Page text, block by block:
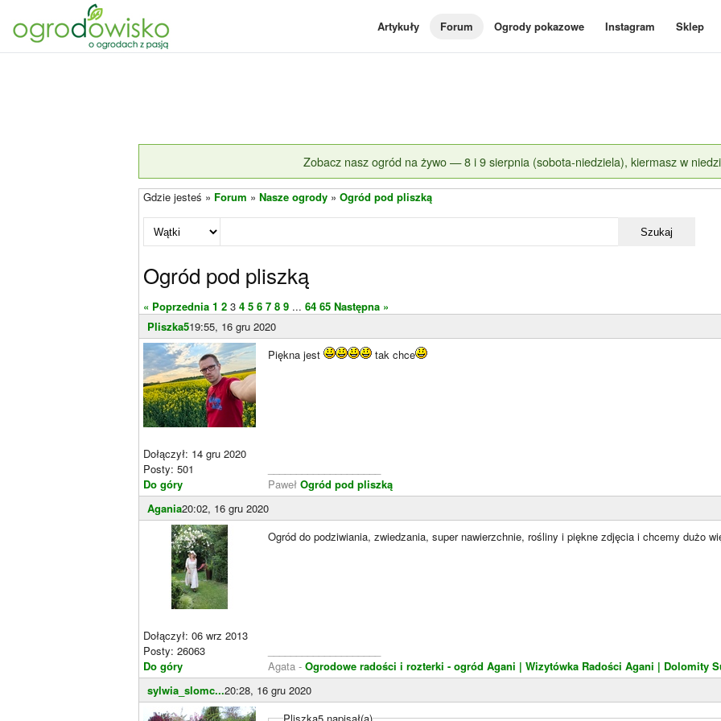
Artykuły Forum Ogrody pokazowe Instagram Sklep
Zobacz nasz ogród na żywo — 8 i 9 sierpnia (sobota-niedziela), kiermasz w
Gdzie jesteś » Forum » Nasze ogrody » Ogród pod pliszką
Szukaj
Ogród pod pliszką
« Poprzednia 1 2 3 4 5 6 7 8 9 ... 64 65 Następna »
Pliszka519:55, 16 gru 2020
Dołączył: 14 gru 2020
Posty: 501
Do góry
Piękna jest tak chce
Paweł Ogród pod pliszką
Agania20:02, 16 gru 2020
Dołączył: 06 wrz 2013
Posty: 26063
Do góry
Ogród do podziwiania, zwiedzania, super nawierzchnie, rośliny i piękne zdjęcia i chcemy dużo
Agata - Ogrodowe radości i rozterki - ogród Agani | Wizytówka Radości Agani | Dolomity
sylwia_slomc...20:28, 16 gru 2020